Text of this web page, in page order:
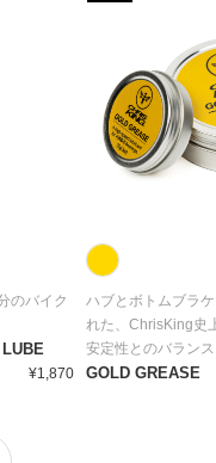
のバイク
¥1,870
ハブとボトムブラ
れた、ChrisKing史
安定性とのバラン
GOLD GREASE